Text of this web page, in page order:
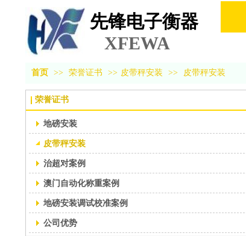
先锋电子衡器
XFEWA
首页 >> 荣誉证书 >> 皮带秤安装 >> 皮带秤安装
荣誉证书
地磅安装
皮带秤安装
治超对案例
澳门自动化称重案例
地磅安装调试校准案例
公司优势